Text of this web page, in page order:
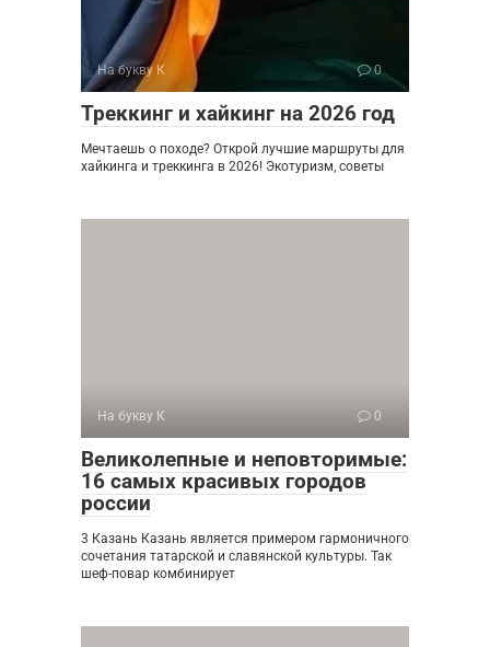
На букву К 0
Треккинг и хайкинг на 2026 год
Мечтаешь о походе? Открой лучшие маршруты для
хайкинга и треккинга в 2026! Экотуризм, советы
На букву К 0
Великолепные и неповторимые:
16 самых красивых городов
россии
3 Казань Казань является примером гармоничного
сочетания татарской и славянской культуры. Так
шеф-повар комбинирует